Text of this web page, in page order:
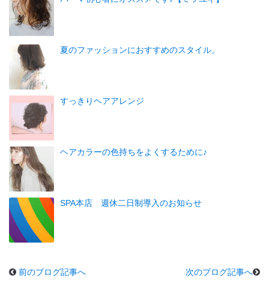
夏のファッションにおすすめのスタイル。
すっきりヘアアレンジ
ヘアカラーの色持ちをよくするために♪
SPA本店 週休二日制導入のお知らせ
前のブログ記事へ 次のブログ記事へ